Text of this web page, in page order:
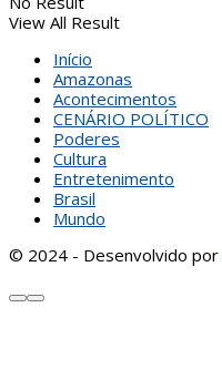
View All Result
Início
Amazonas
Acontecimentos
CENÁRIO POLÍTICO
Poderes
Cultura
Entretenimento
Brasil
Mundo
© 2024 - Desenvolvido por